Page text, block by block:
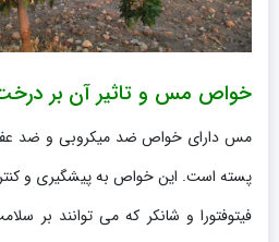
خواص مس و تاثیر آن بر
مس دارای خواص ضد میکروبی و ضد
پسته است. این خواص به پیشگیری و کنترل
فیتوفتورا و شانکر که می توانند بر